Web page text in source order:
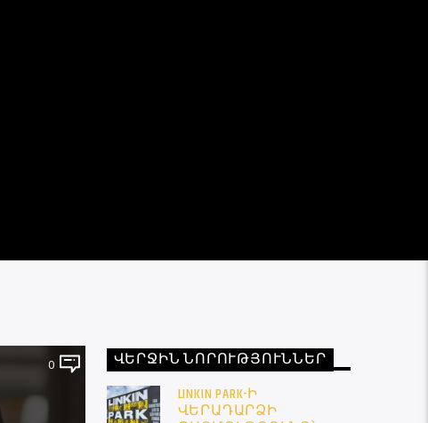
0
ՎԵՐՋԻՆ ՆՈՐՈՒԹՅՈՒՆՆԵՐ
LINKIN PARK-Ի
ՎԵՐԱԴԱՐՁԻ